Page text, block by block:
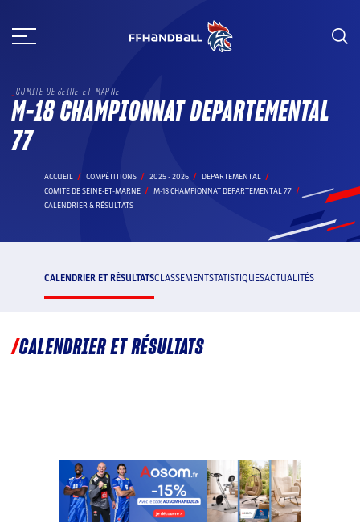
au
COMITE DE SEINE-ET-MARNE
M-18 CHAMPIONNAT DEPARTEMENTAL
77
ACCUEIL COMPÉTITIONS 2025 - 2026
DEPARTEMENTAL
COMITE DE SEINE-ET-MARNE
M-18 CHAMPIONNAT DEPARTEMENTAL 77
CALENDRIER & RÉSULTATS
CALENDRIER ET RÉSULTATSCLASSEMENTSTATISTIQUESACTUALITÉS
CALENDRIER ET RÉSULTATS